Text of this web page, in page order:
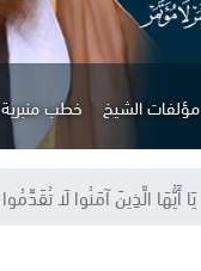
مؤلفات الشيخ خطب منبرية